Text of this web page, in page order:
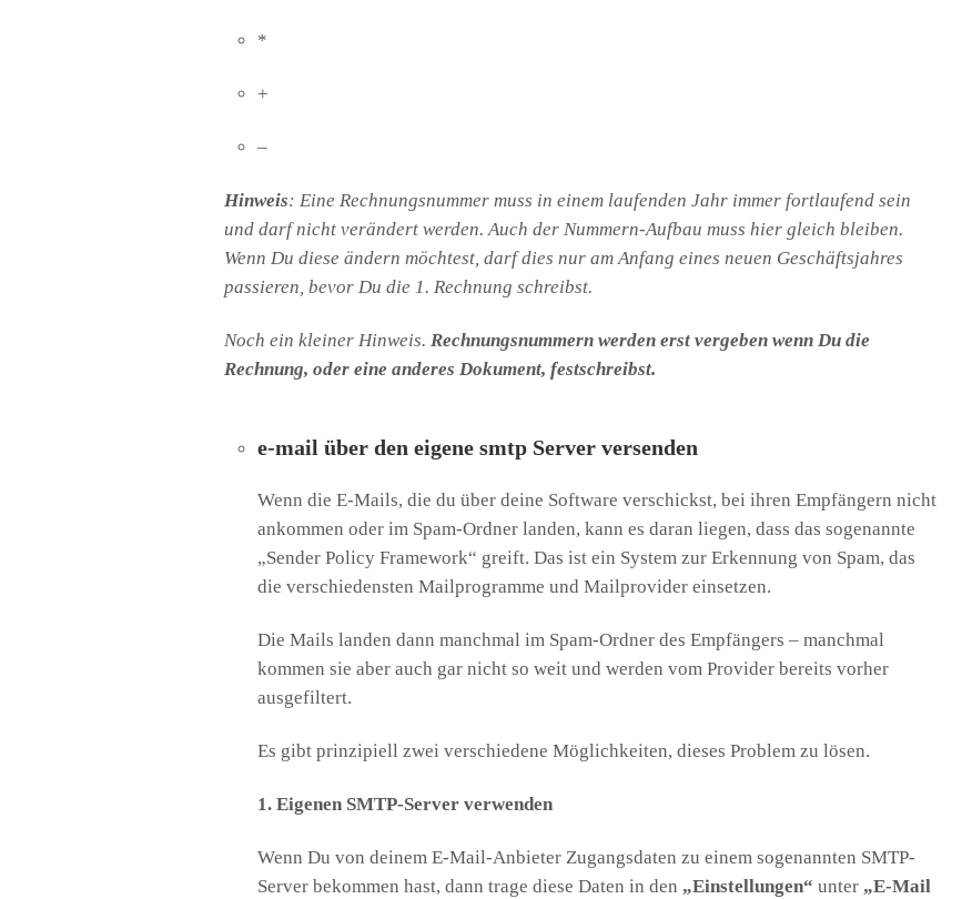
*
+
–
Hinweis: Eine Rechnungsnummer muss in einem laufenden Jahr immer fortlaufend sein
und darf nicht verändert werden. Auch der Nummern-Aufbau muss hier gleich bleiben.
Wenn Du diese ändern möchtest, darf dies nur am Anfang eines neuen Geschäftsjahres
passieren, bevor Du die 1. Rechnung schreibst.
Noch ein kleiner Hinweis. Rechnungsnummern werden erst vergeben wenn Du die
Rechnung, oder eine anderes Dokument, festschreibst.
e-mail über den eigene smtp Server versenden
Wenn die E-Mails, die du über deine Software verschickst, bei ihren Empfängern nicht
ankommen oder im Spam-Ordner landen, kann es daran liegen, dass das sogenannte
„Sender Policy Framework“ greift. Das ist ein System zur Erkennung von Spam, das
die verschiedensten Mailprogramme und Mailprovider einsetzen.
Die Mails landen dann manchmal im Spam-Ordner des Empfängers – manchmal
kommen sie aber auch gar nicht so weit und werden vom Provider bereits vorher
ausgefiltert.
Es gibt prinzipiell zwei verschiedene Möglichkeiten, dieses Problem zu lösen.
1. Eigenen SMTP-Server verwenden
Wenn Du von deinem E-Mail-Anbieter Zugangsdaten zu einem sogenannten SMTP-
Server bekommen hast, dann trage diese Daten in den „Einstellungen“ unter „E-Mail